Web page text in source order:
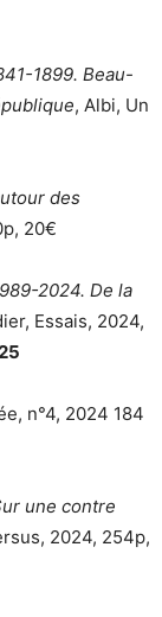
1899. Beau-
, Albi, Un
des
20€
2024. De la
Essais, 2024,
n°4, 2024 184
une contre
2024, 254p,